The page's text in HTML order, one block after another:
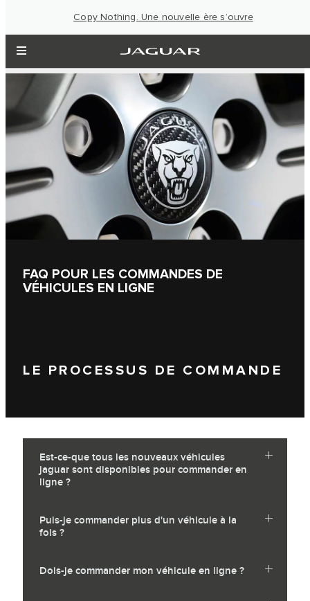
Copy Nothing. Une nouvelle ère s’ouvre
FAQ POUR LES COMMANDES DE
VÉHICULES EN LIGNE
LE PROCESSUS DE COMMANDE
Est-ce-que tous les nouveaux véhicules
jaguar sont disponibles pour commander en
ligne ?
Puis-je commander plus d'un véhicule à la
fois ?
Dois-je commander mon véhicule en ligne ?